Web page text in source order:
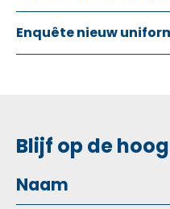
Enquête nieuw
Blijf op de